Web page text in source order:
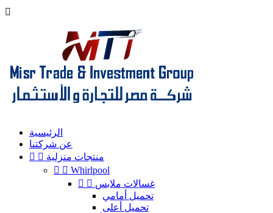

الرئيسية
عن شركتنا
  منتجات منزلية
  Whirlpool
  غسالات ملابس
تحميل أمامي
تحميل أعلى